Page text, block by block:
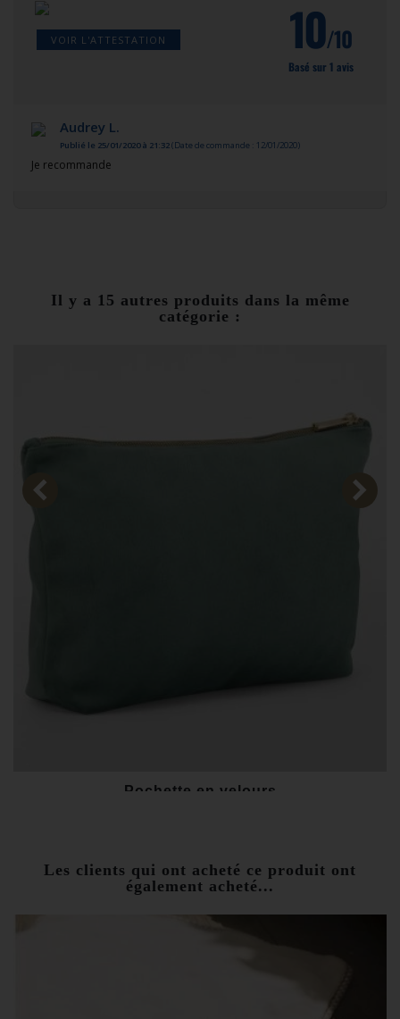
VOIR L'ATTESTATION 10/10
Basé sur 1 avis
Audrey L.
Publié le 25/01/2020 à 21:32(Date de commande : 12/01/2020)
Je recommande
Il y a 15 autres produits dans la même
catégorie :
Pochette en velours
Les clients qui ont acheté ce produit ont
également acheté...